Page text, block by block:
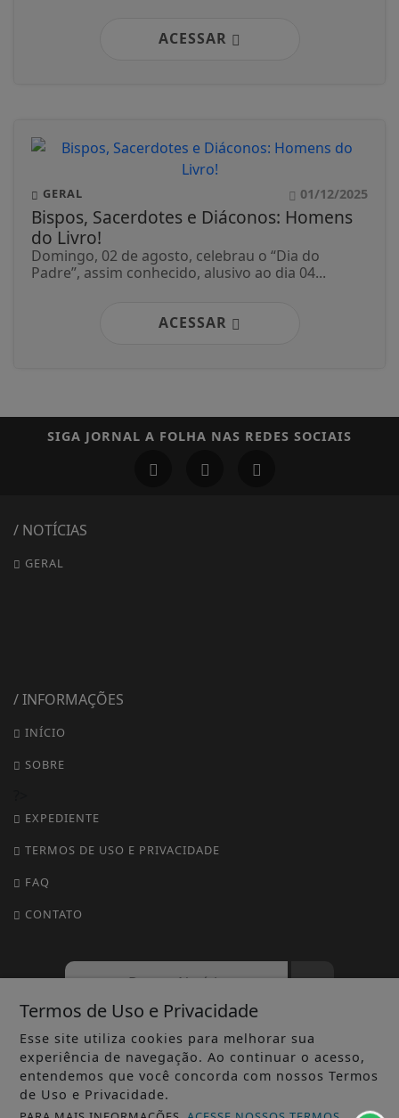
ACESSAR
GERAL 01/12/2025
Bispos, Sacerdotes e Diáconos: Homens
do Livro!
Domingo, 02 de agosto, celebrau o “Dia do
Padre”, assim conhecido, alusivo ao dia 04...
ACESSAR
SIGA JORNAL A FOLHA NAS REDES SOCIAIS
/ NOTÍCIAS
GERAL
/ INFORMAÇÕES
INÍCIO
SOBRE
EXPEDIENTE
TERMOS DE USO E PRIVACIDADE
FAQ
CONTATO
JORNAL A FOLHA - TODOS OS DIREITOS RESERVADOS.
Termos de Uso e Privacidade
Esse site utiliza cookies para melhorar sua
experiência de navegação. Ao continuar o acesso,
entendemos que você concorda com nossos Termos
de Uso e Privacidade.